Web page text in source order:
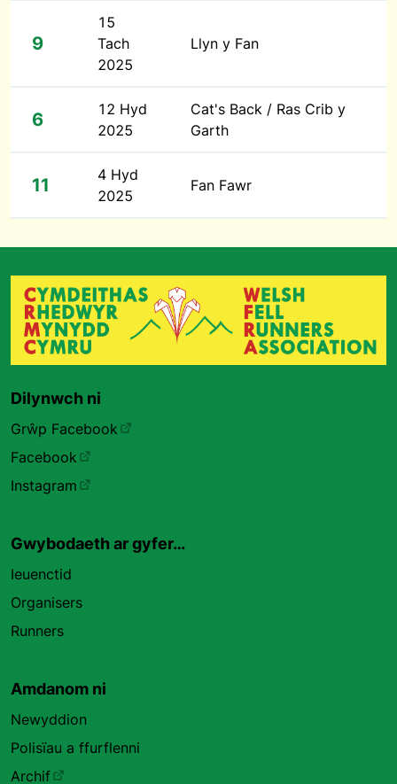
9
15
Tach
2025
Llyn y Fan
6
12 Hyd
2025
Cat's Back / Ras Crib y
Garth
11
4 Hyd
2025
Fan Fawr
Dilynwch ni
Grŵp Facebook
Facebook
Instagram
Gwybodaeth ar gyfer…
Ieuenctid
Organisers
Runners
Amdanom ni
Newyddion
Polisïau a ffurflenni
Archif